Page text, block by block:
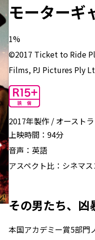
モーターギ
1%
©2017 Ticket to Ride
Films, PJ Pictures Ply
2017年製作
オースト
上映時間： 94分
音声： 英語
アスペクト比： シネマ
その男たち、凶
本国アカデミー賞5部門